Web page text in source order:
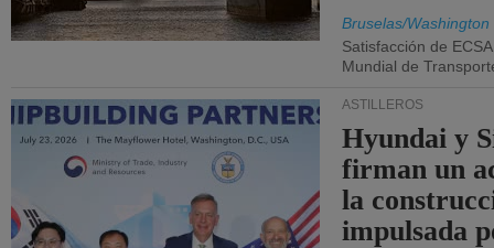
Bruselas/Washington
Satisfacción de
Mundial de
ASTILLEROS
Hyundai y
firman un
la
impulsada